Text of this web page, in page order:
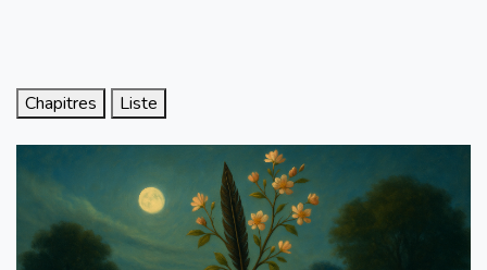
Chapitres Liste